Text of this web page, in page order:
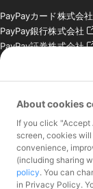
PayPayカード株式会社
PayPay銀行株式会社
PayPay証券株式会社
PayPay SC株式会社
会社
お問い合わせ
加盟店様専用お問い合
About cookies
If you click "Accept
screen, cookies
convenience,
(including sharing
policy. You can
in Privacy Policy.